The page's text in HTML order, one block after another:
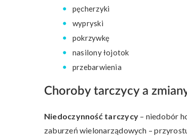
pęcherzyki
wypryski
pokrzywkę
nasilony łojotok
przebarwienia
Choroby tarczycy a
Niedoczynność tarczycy– niedobór
zaburzeń wielonarządowych –